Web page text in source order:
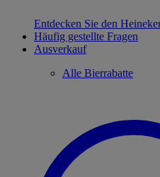
Entdecken Sie den
Häufig gestellte Fragen
Ausverkauf
Alle Bierrabatte